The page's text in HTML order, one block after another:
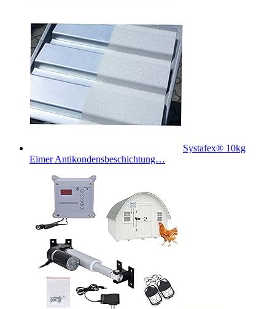
Systafex® 10kg
Eimer Antikondensbeschichtung…